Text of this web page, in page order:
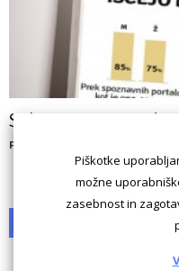
Splet postaja
Florijan
Piškotke
možne
zasebnost in